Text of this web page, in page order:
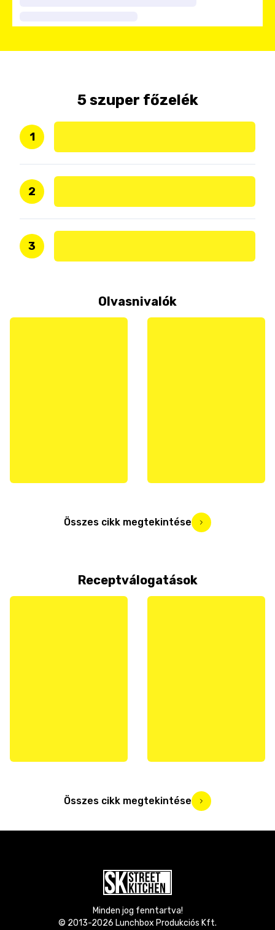
5 szuper főzelék
1
2
3
Olvasnivalók
Összes cikk megtekintése
Receptválogatások
Összes cikk megtekintése
Minden jog fenntartva!
© 2013-2026 Lunchbox Produkciós Kft.